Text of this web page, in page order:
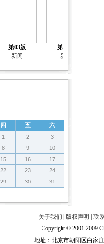
第03版
新闻
第04版
新闻
四 五 六
1 2
3
8 9
10
15 16
17
22 23
24
29 30 31
关于我们 版权声明
联
Copyright © 2001-2009
地址：北京市朝阳区白家